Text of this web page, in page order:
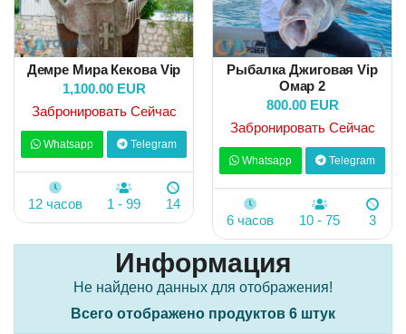
Демре Мира Кекова Vip
1,100.00 EUR
Забронировать Сейчас
Whatsapp Telegram
12 часов 1 - 99 14
Рыбалка Джиговая Vip
Омар 2
800.00 EUR
Забронировать Сейчас
Whatsapp Telegram
6 часов 10 - 75 3
Информация
Не найдено данных для отображения!
Всего отображено продуктов 6 штук